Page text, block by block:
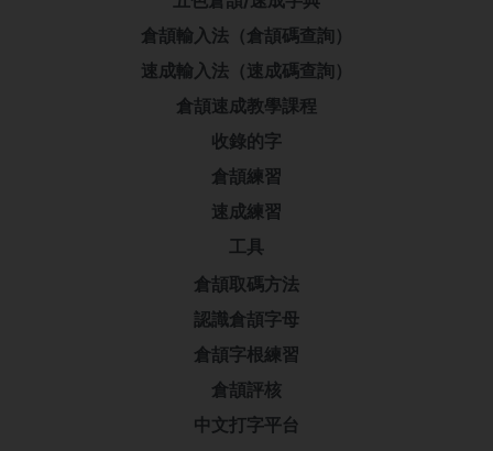
倉頡輸入法（倉頡碼查詢）
速成輸入法（速成碼查詢）
倉頡速成教學課程
收錄的字
倉頡練習
速成練習
工具
倉頡取碼方法
認識倉頡字母
倉頡字根練習
倉頡評核
中文打字平台